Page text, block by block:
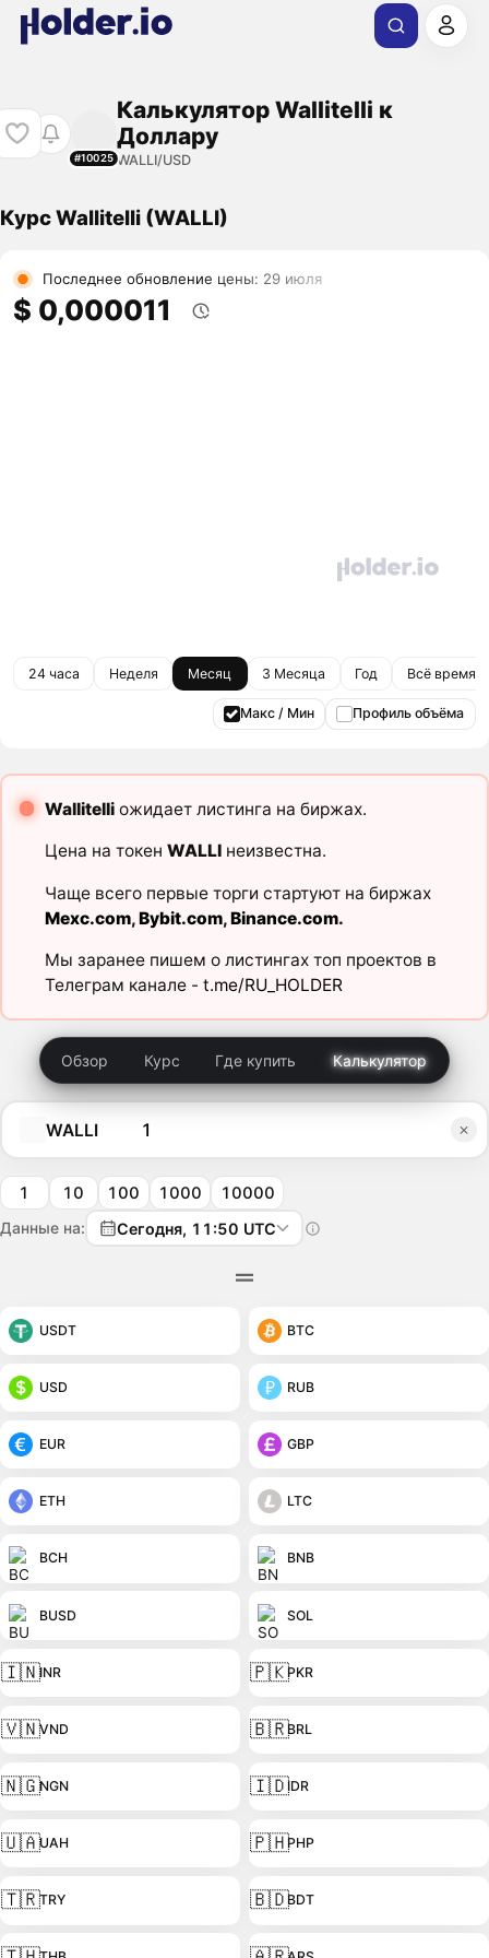
#10025
Калькулятор Wallitelli к
Доллару
WALLI/USD
Курс Wallitelli (WALLI)
Последнее обновление цены: 29 июля
$ 0,000011
24 часа Неделя Месяц 3 Месяца Год Всё время
Макс / Мин Профиль объёма
Wallitelliожидает листинга на биржах.
Цена на токен WALLIнеизвестна.
Чаще всего первые торги стартуют на биржах
Mexc.com,Bybit.com,Binance.com.
Мы заранее пишем о листингах топ проектов в
Телеграм канале - t.me/RU_HOLDER
Обзор Курс Где купить Калькулятор
WALLI
1 10 100 1000 10000
Данные на: Сегодня, 11:50 UTC
USDT BTC
USD RUB
EUR GBP
ETH LTC
BCH BNB
BUSD SOL
🇮🇳INR 🇵🇰PKR
🇻🇳VND 🇧🇷BRL
🇳🇬NGN 🇮🇩IDR
🇺🇦UAH 🇵🇭PHP
🇹🇷TRY 🇧🇩BDT